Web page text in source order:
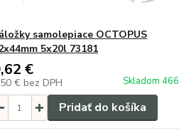
samolepiace OCTOPUS
5x20l 73181
€
€ bez DPH Skladom 466
Pridať do košíka